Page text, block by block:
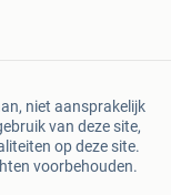
niet aansprakelijk
van deze site,
op deze site.
voorbehouden.